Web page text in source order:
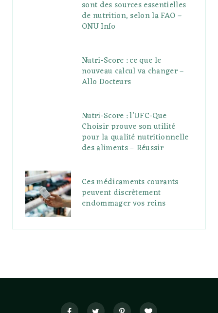
sont des sources essentielles
de nutrition, selon la FAO –
ONU Info
Nutri-Score : ce que le
nouveau calcul va changer –
Allo Docteurs
Nutri-Score : l’UFC-Que
Choisir prouve son utilité
pour la qualité nutritionnelle
des aliments – Réussir
Ces médicaments courants
peuvent discrètement
endommager vos reins